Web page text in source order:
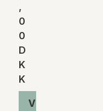
,
0
0
D
K
K
Vis produkt